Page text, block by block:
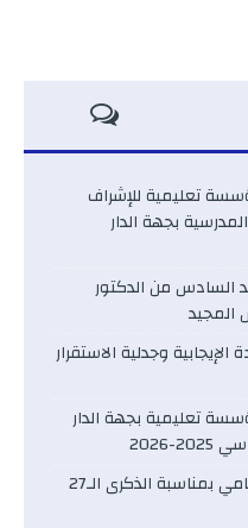
نوفل كديلي يتفقد 12 مؤسسة تعليمية للإشراف
بجهة الدار
السادس من الدكتور
المجيد
وجدلية الاستقرار
نوفل كديلي يتفقد 39 مؤسسة تعليمية بجهة الدار
النص الكامل للخطاب الملكي السامي بمناسبة الذكرى الـ27